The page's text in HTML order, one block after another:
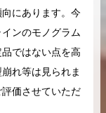
にあります。今
ンのモノグラム
ではない点を高
れ等は見られま
価させていただ